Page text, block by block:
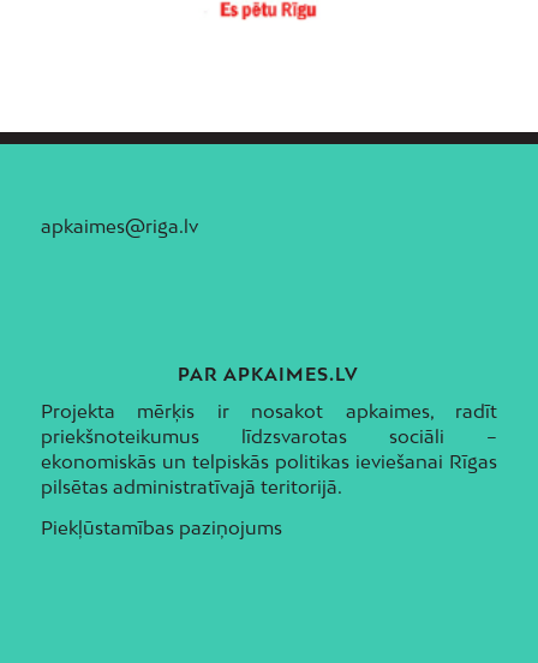
apkaimes@riga.lv
PAR APKAIMES.LV
Projekta mērķis ir nosakot apkaimes, radīt
priekšnoteikumus līdzsvarotas sociāli –
ekonomiskās un telpiskās politikas ieviešanai Rīgas
pilsētas administratīvajā teritorijā.
Piekļūstamības paziņojums